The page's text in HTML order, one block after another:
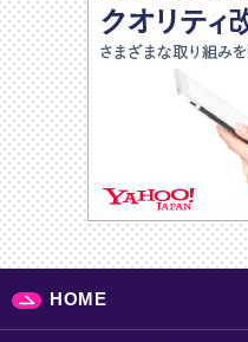
HOME